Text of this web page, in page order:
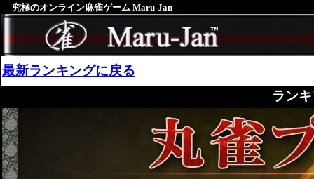
究極のオンライン麻雀ゲーム Maru-Jan
最新ランキングに戻る
ラン